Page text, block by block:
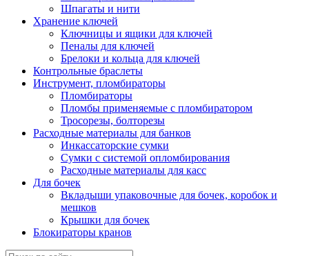
Шпагаты и нити
Хранение ключей
Ключницы и ящики для ключей
Пеналы для ключей
Брелоки и кольца для ключей
Контрольные браслеты
Инструмент, пломбираторы
Пломбираторы
Пломбы применяемые с пломбиратором
Тросорезы, болторезы
Расходные материалы для банков
Инкассаторские сумки
Сумки с системой опломбирования
Расходные материалы для касс
Для бочек
Вкладыши упаковочные для бочек, коробок и
мешков
Крышки для бочек
Блокираторы кранов